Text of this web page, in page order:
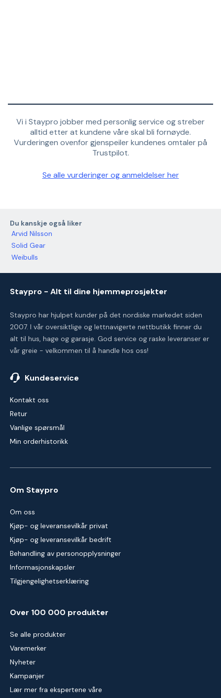
Vi i Staypro jobber med personlig service og streber
alltid etter at kundene våre skal bli fornøyde.
Vurderingen ovenfor gjenspeiler kundenes omtaler på
Trustpilot.
Se alle vurderinger og anmeldelser her
Du kanskje også liker
Arvid Nilsson
Solid Gear
Weibulls
Staypro - Alt til dine hjemmeprosjekter
Staypro har hjulpet kunder på det nordiske markedet siden
2007. I vår oversiktlige og lettnavigerte nettbutikk finner du
alt til hus, hage og garasje. God service og raske leveranser er
vår greie - velkommen til å handle hos oss!
Kundeservice
Kontakt oss
Retur
Vanlige spørsmål
Min orderhistorikk
Om Staypro
Om oss
Kjøp- og leveransevilkår privat
Kjøp- og leveransevilkår bedrift
Behandling av personopplysninger
Informasjonskapsler
Tilgjengelighetserklæring
Over 100 000 produkter
Se alle produkter
Varemerker
Nyheter
Kampanjer
Lær mer fra ekspertene våre